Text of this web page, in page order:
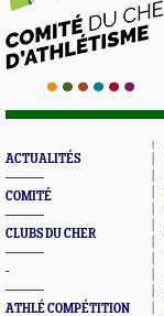
ACTUALITÉS
COMITÉ
CLUBS DU CHER
-
ATHLÉ COMPÉTITION